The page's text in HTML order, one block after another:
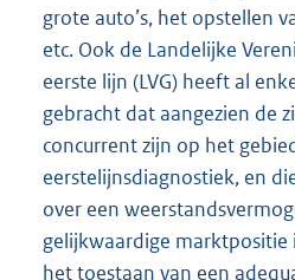
grote auto’s, het opstellen
etc. Ook de Landelijke
eerste lijn (LVG) heeft al
gebracht dat aangezien de
concurrent zijn op het
eerstelijnsdiagnostiek, en
over een
gelijkwaardige marktpositie
het toestaan van een